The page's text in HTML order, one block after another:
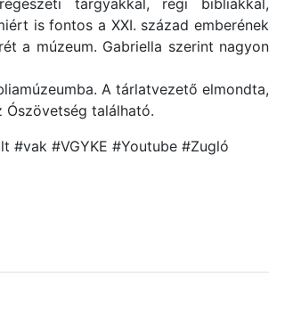
tárgyakkal, régi bibliákkal,
is fontos a XXI. század emberének
a múzeum. Gabriella szerint nagyon
A tárlatvezető elmondta,
található.
#vak #VGYKE #Youtube #Zugló